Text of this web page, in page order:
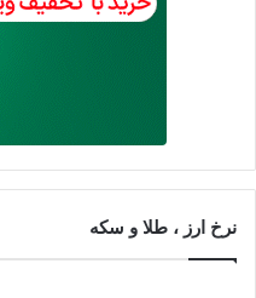
نرخ ارز ، طلا و سکه